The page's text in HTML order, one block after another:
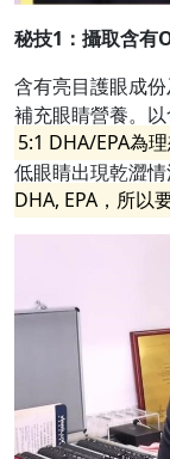
秘技1 ： 攝取含有
含有亮目護眼成
補充眼睛營養。
5:1 DHA/EPA為
低眼睛出現乾澀
DHA, EPA，所以